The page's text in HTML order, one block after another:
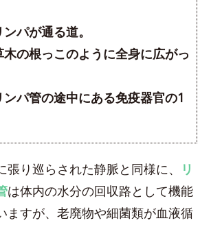
パが通る道。
このように全身に広がっ
パ管の途中にある免疫器官の1
張り巡らされた静脈と同様に、
リ
は体内の水分の回収路として機能
ますが、老廃物や細菌類が血液循